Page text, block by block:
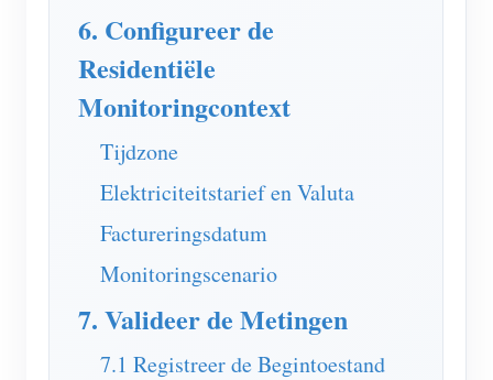
6. Configureer de
Residentiële
Monitoringcontext
Tijdzone
Elektriciteitstarief en Valuta
Factureringsdatum
Monitoringscenario
7. Valideer de Metingen
7.1 Registreer de Begintoestand